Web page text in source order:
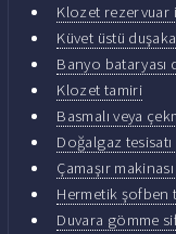
Klozet rezervuar
Küvet üstü
Banyo bataryası
Klozet tamiri
Basmalı veya
Doğalgaz tesisatı
Çamaşır
Hermetik şofben
Duvara gömme